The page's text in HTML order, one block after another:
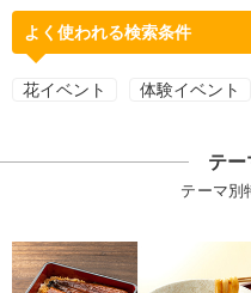
よく使われる検索条件
花イベント 体験イベント
テ
テーマ別